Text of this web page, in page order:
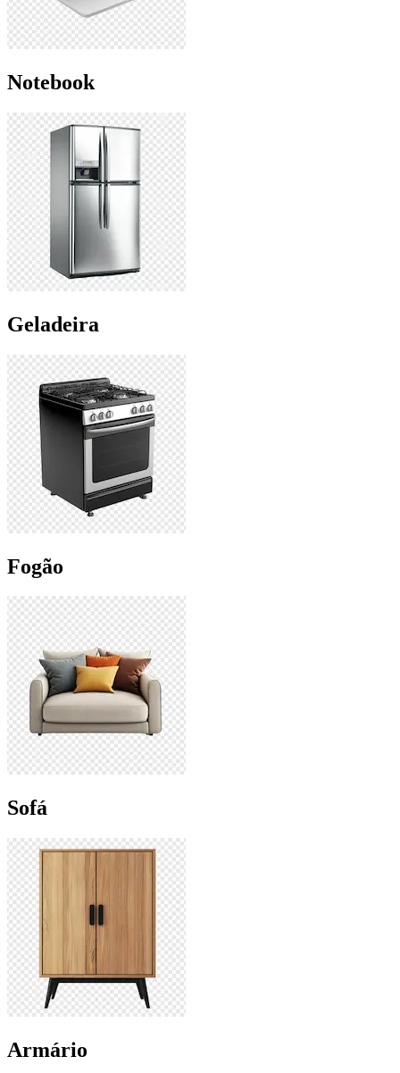
Notebook
Geladeira
Fogão
Sofá
Armário